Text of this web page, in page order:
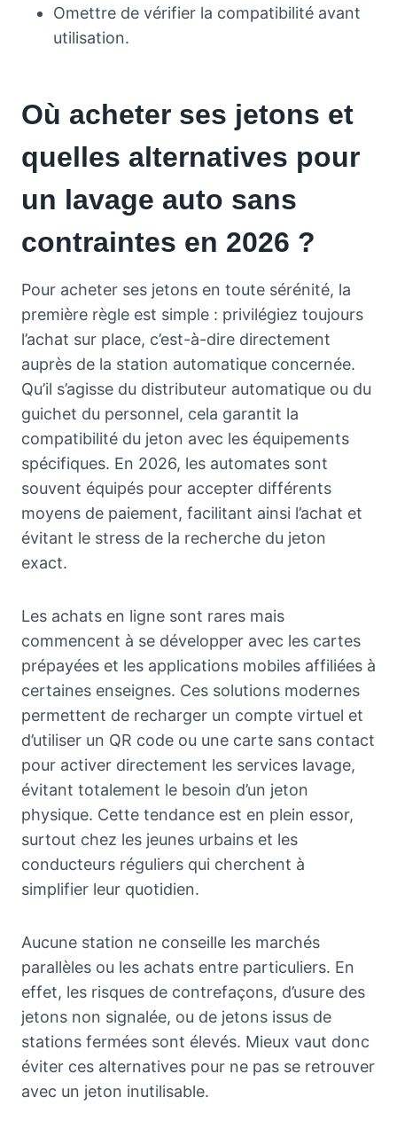
Omettre de vérifier la compatibilité avant
utilisation.
Où acheter ses jetons et
quelles alternatives pour
un lavage auto sans
contraintes en 2026 ?
Pour acheter ses jetons en toute sérénité, la
première règle est simple : privilégiez toujours
l’achat sur place, c’est-à-dire directement
auprès de la station automatique concernée.
Qu’il s’agisse du distributeur automatique ou du
guichet du personnel, cela garantit la
compatibilité du jeton avec les équipements
spécifiques. En 2026, les automates sont
souvent équipés pour accepter différents
moyens de paiement, facilitant ainsi l’achat et
évitant le stress de la recherche du jeton
exact.
Les achats en ligne sont rares mais
commencent à se développer avec les cartes
prépayées et les applications mobiles affiliées à
certaines enseignes. Ces solutions modernes
permettent de recharger un compte virtuel et
d’utiliser un QR code ou une carte sans contact
pour activer directement les services lavage,
évitant totalement le besoin d’un jeton
physique. Cette tendance est en plein essor,
surtout chez les jeunes urbains et les
conducteurs réguliers qui cherchent à
simplifier leur quotidien.
Aucune station ne conseille les marchés
parallèles ou les achats entre particuliers. En
effet, les risques de contrefaçons, d’usure des
jetons non signalée, ou de jetons issus de
stations fermées sont élevés. Mieux vaut donc
éviter ces alternatives pour ne pas se retrouver
avec un jeton inutilisable.